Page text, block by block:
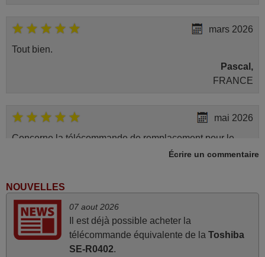
mars 2026
Tout bien.
Pascal,
FRANCE
mai 2026
Concerne la télécommande de remplacement pour le
vidéo projecteur Wimius P20. Un avis provisoire avait été
compatible avec mon besoin. Concernant la
fonctionnalité de la télécommande, le produit tient sa
promesse. Le document permet de connaître facilement
la fonction des différentes touches. De plus, elle est
directement utilisable moyennant l'insertion des 2 piles
Écrire un commentaire
NOUVELLES
07 aout 2026
Il est déjà possible acheter la
télécommande équivalente de la Toshiba
SE-R0402.